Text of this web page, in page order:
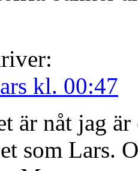
kl. 00:47
är nåt jag
som Lars.